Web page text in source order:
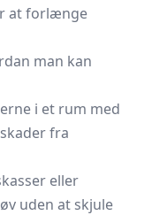
at forlænge
man kan
i et rum med
fra
eller
uden at skjule